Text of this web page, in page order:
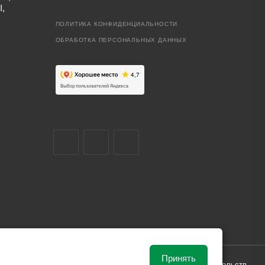
ПОЛИТИКА КОНФИДЕНЦИАЛЬНОСТИ
ОБРАБОТКА ПЕРСОНАЛЬНЫХ ДАННЫХ
Принять